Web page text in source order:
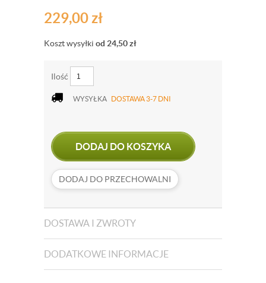
229,00zł
Koszt wysyłki od 24,50zł
Ilość
WYSYŁKA DOSTAWA 3-7 DNI
DODAJ DO KOSZYKA
DODAJ DO PRZECHOWALNI
DOSTAWA I ZWROTY
DODATKOWE INFORMACJE